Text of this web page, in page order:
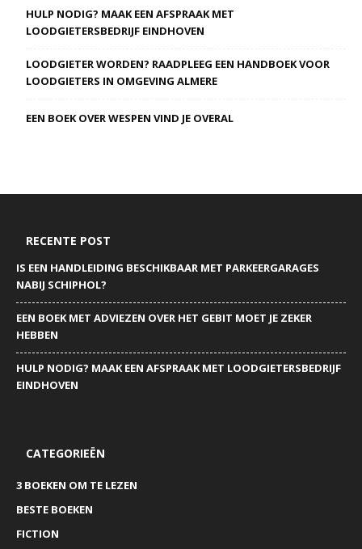
HULP NODIG? MAAK EEN AFSPRAAK MET
LOODGIETERSBEDRIJF EINDHOVEN
LOODGIETER WORDEN? RAADPLEEG EEN HANDBOEK VOOR
LOODGIETERS IN OMGEVING ALMERE
EEN BOEK OVER WESPEN VIND JE OVERAL
RECENTE POST
IS EEN HANDLEIDING BESCHIKBAAR MET PARKEERGARAGES
NABIJ SCHIPHOL?
EEN BOEK MET ADVIEZEN OVER HET GEBIT MOET JE ZEKER
HEBBEN
HULP NODIG? MAAK EEN AFSPRAAK MET LOODGIETERSBEDRIJF
EINDHOVEN
CATEGORIEËN
3 BOEKEN OM TE LEZEN
BESTE BOEKEN
FICTION